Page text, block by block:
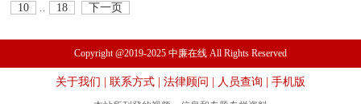
10
.. 18 下一页
Copyright @2019-2025 中廉在线 All Rights Reserved
关于我们 联系方式 法律顾问 人员查询 手机版